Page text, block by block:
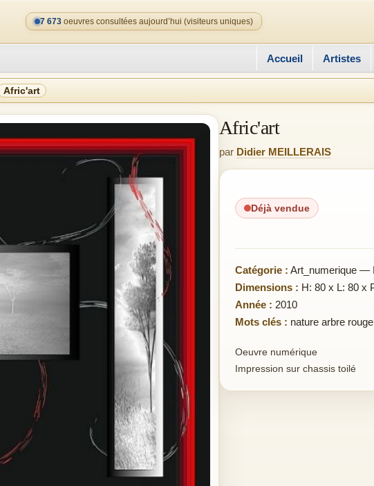
7 673 oeuvres consultées aujourd’hui (visiteurs uniques)
Accueil Artistes
Afric'art
Afric'art
par Didier MEILLERAIS
Déjà vendue
Catégorie : Art_numerique —
Dimensions : H: 80 x L: 80 x
Année : 2010
Mots clés : nature arbre
Oeuvre numérique
Impression sur chassis toilé